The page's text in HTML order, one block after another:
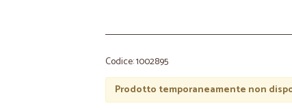
Codice: 1002895
Prodotto temporaneamente non